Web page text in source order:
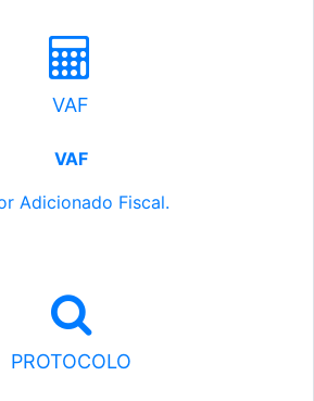
VAF
VAF
Adicionado Fiscal.
PROTOCOLO